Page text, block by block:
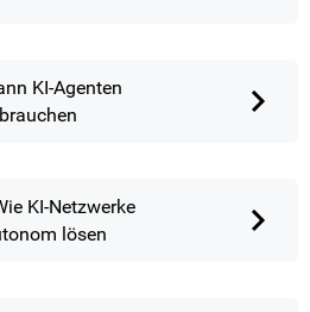
KI-Agenten
KI-Netzwerke
lösen